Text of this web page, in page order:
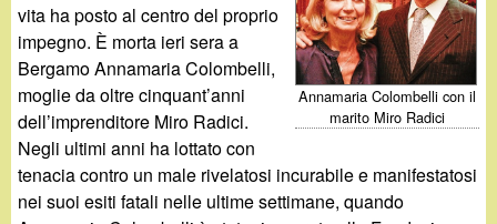
n
o
.
i
Annamaria Colombelli con il
marito Miro Radici
vita ha posto al centro del proprio
impegno. È morta ieri sera a
Bergamo Annamaria Colombelli,
moglie da oltre cinquant’anni
dell’imprenditore Miro Radici.
Negli ultimi anni ha lottato con
tenacia contro un male rivelatosi incurabile e manifestatosi
nei suoi esiti fatali nelle ultime settimane, quando